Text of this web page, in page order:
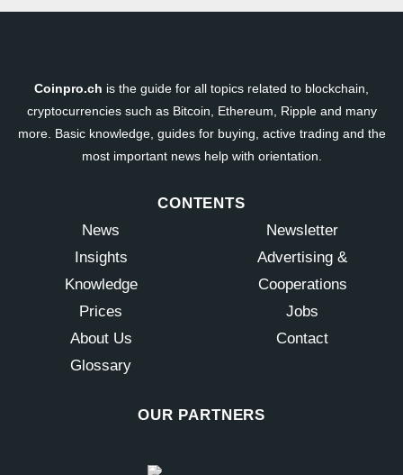
Coinpro.ch is the guide for all topics related to blockchain,
cryptocurrencies such as Bitcoin, Ethereum, Ripple and many
more. Basic knowledge, guides for buying, active trading and the
most important news help with orientation.
CONTENTS
News
Insights
Knowledge
Prices
About Us
Glossary
Newsletter
Advertising &
Cooperations
Jobs
Contact
OUR PARTNERS